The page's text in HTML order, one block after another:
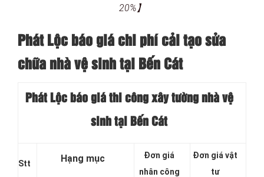
20%】
Phát Lộc báo giá chi phí cải tạo sửa
chữa nhà vệ sinh tại Bến Cát
Phát Lộc báo giá thi công xây tường nhà vệ
sinh tại Bến Cát
Stt Hạng mục
Đơn giá
nhân công
Đơn giá vật
tư